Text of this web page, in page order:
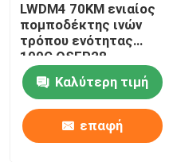
LWDM4 70KM ενιαίος
πομποδέκτης ινών
τρόπου ενότητας
100G QSFP28
Καλύτερη τιμή
επαφή